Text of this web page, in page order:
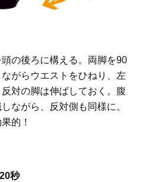
の後ろに構える。両脚を90
がらウエストをひねり、左
対の脚は伸ばしておく。腹
ながら、反対側も同様に。
的！
秒